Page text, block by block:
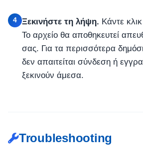
4 Ξεκινήστε τη λήψη. Κάντε
Το αρχείο θα αποθηκευτεί
σας. Για τα περισσότερα
δεν απαιτείται σύνδεση ή
ξεκινούν άμεσα.
Troubleshooting